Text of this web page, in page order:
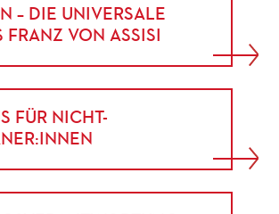
– DIE UNIVERSALE
FRANZ VON ASSISI
FÜR NICHT-